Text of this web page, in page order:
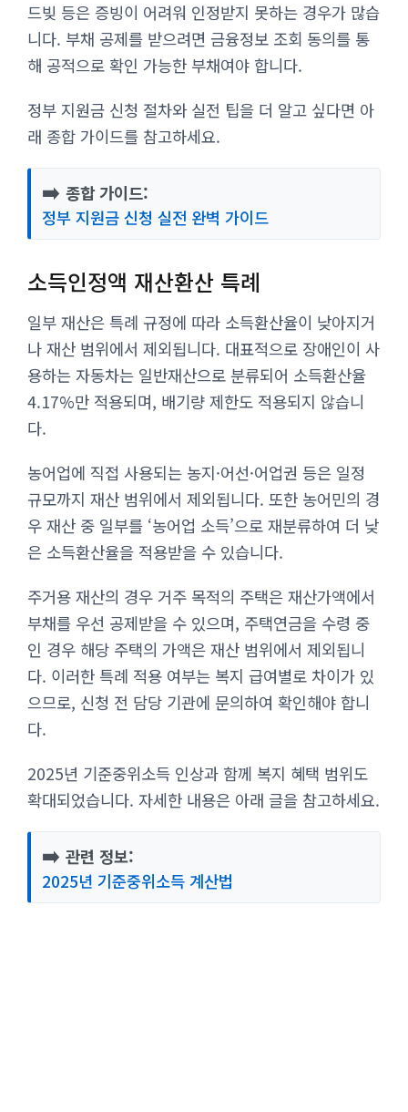
드빚 등은 증빙이 어려워 인정받지 못하는 경우가 많습
니다. 부채 공제를 받으려면 금융정보 조회 동의를 통
해 공적으로 확인 가능한 부채여야 합니다.
정부 지원금 신청 절차와 실전 팁을 더 알고 싶다면 아
래 종합 가이드를 참고하세요.
➡️ 종합 가이드:
정부 지원금 신청 실전 완벽 가이드
소득인정액 재산환산 특례
일부 재산은 특례 규정에 따라 소득환산율이 낮아지거
나 재산 범위에서 제외됩니다. 대표적으로 장애인이 사
용하는 자동차는 일반재산으로 분류되어 소득환산율
4.17%만 적용되며, 배기량 제한도 적용되지 않습니
다.
농어업에 직접 사용되는 농지·어선·어업권 등은 일정
규모까지 재산 범위에서 제외됩니다. 또한 농어민의 경
우 재산 중 일부를 ‘농어업 소득’으로 재분류하여 더 낮
은 소득환산율을 적용받을 수 있습니다.
주거용 재산의 경우 거주 목적의 주택은 재산가액에서
부채를 우선 공제받을 수 있으며, 주택연금을 수령 중
인 경우 해당 주택의 가액은 재산 범위에서 제외됩니
다. 이러한 특례 적용 여부는 복지 급여별로 차이가 있
으므로, 신청 전 담당 기관에 문의하여 확인해야 합니
다.
2025년 기준중위소득 인상과 함께 복지 혜택 범위도
확대되었습니다. 자세한 내용은 아래 글을 참고하세요.
➡️ 관련 정보:
2025년 기준중위소득 계산법